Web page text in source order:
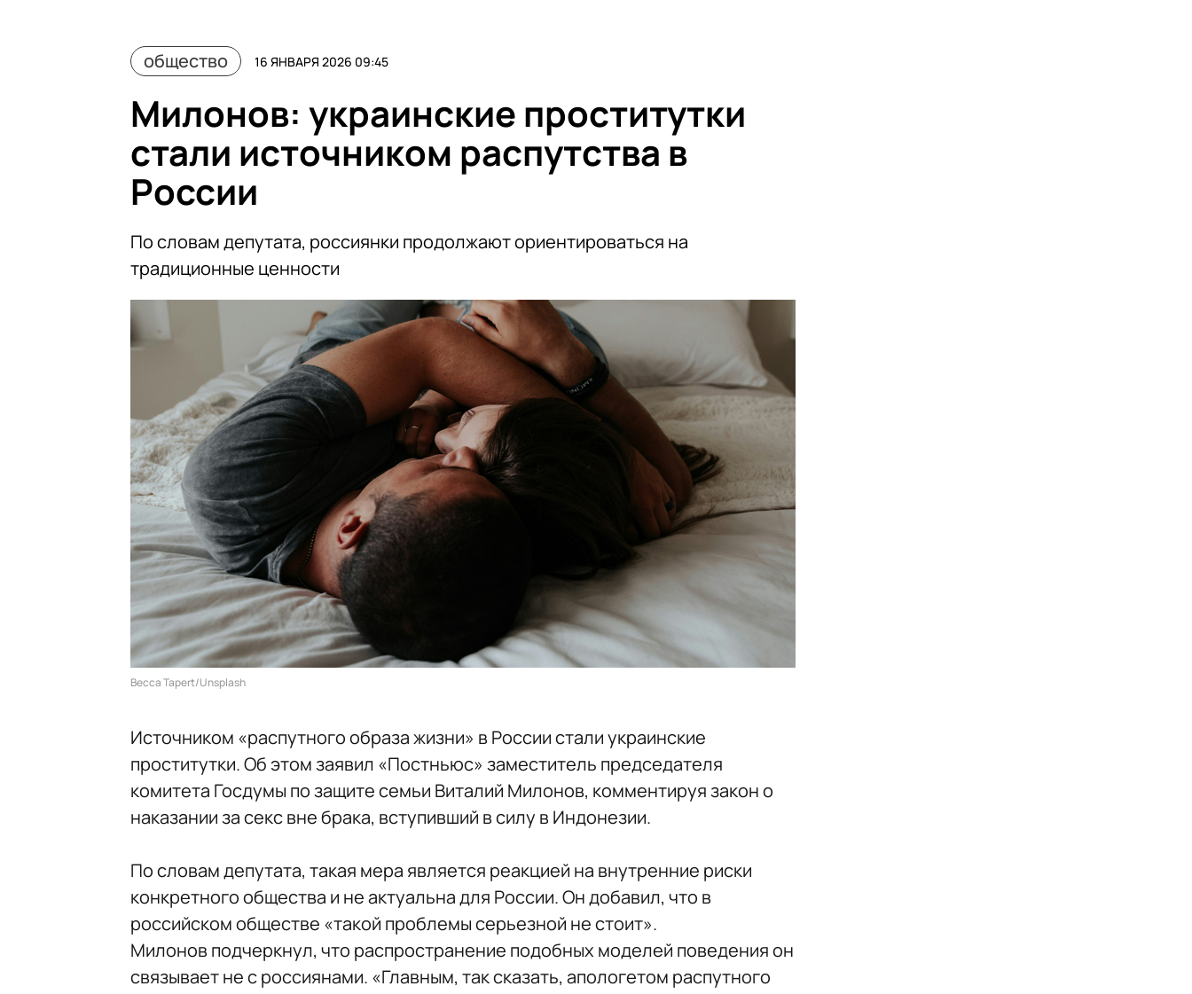
общество 16 ЯНВАРЯ 2026 09:45
Милонов: украинские проститутки
стали источником распутства в
России
По словам депутата, россиянки продолжают ориентироваться на
традиционные ценности
Becca Tapert/Unsplash
Источником «распутного образа жизни» в России стали украинские
проститутки. Об этом заявил «Постньюс» заместитель председателя
комитета Госдумы по защите семьи Виталий Милонов, комментируя закон о
наказании за секс вне брака, вступивший в силу в Индонезии.
По словам депутата, такая мера является реакцией на внутренние риски
конкретного общества и не актуальна для России. Он добавил, что в
российском обществе «такой проблемы серьезной не стоит».
Милонов подчеркнул, что распространение подобных моделей поведения он
связывает не с россиянами. «Главным, так сказать, апологетом распутного